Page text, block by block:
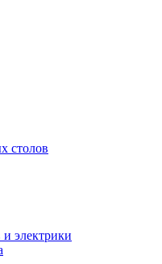
столов
электрики